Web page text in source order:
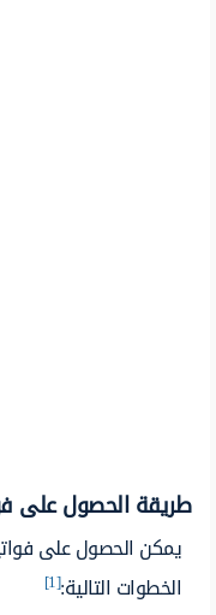
طريقة الحصول على
يمكن الحصول على
الخطوات التالية:[1]